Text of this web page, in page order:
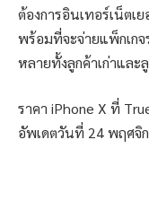
ต้องการอินเทอร์เน็ตเ
พร้อมที่จะจ่ายแพ็กเก
หลายทั้งลูกค้าเก่าและ
ราคา iPhone X ที่
อัพเดตวันที่ 24 พฤศจิ